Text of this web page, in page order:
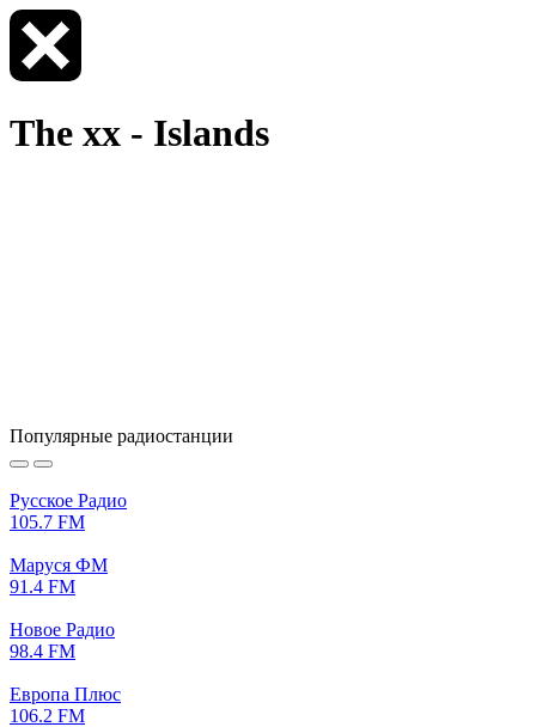
The xx - Islands
Популярные радиостанции
Русское Радио
105.7 FM
Маруся ФМ
91.4 FM
Новое Радио
98.4 FM
Европа Плюс
106.2 FM